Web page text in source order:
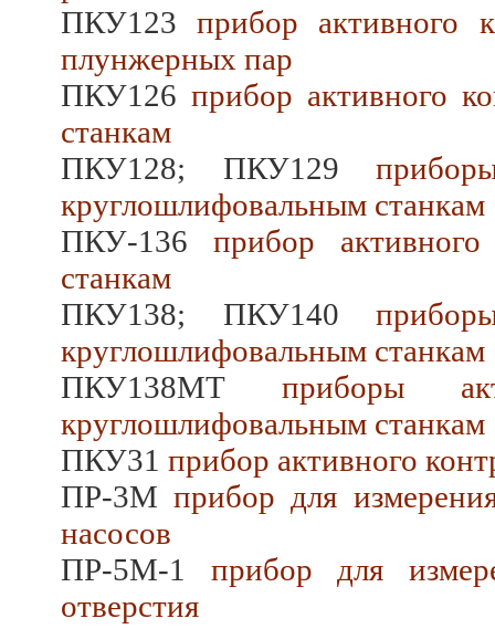
ПКУ123 прибор активного
плунжерных пар
ПКУ126 прибор активного
станкам
ПКУ128; ПКУ129
круглошлифовальным станкам
ПКУ-136 прибор
станкам
ПКУ138; ПКУ140
круглошлифовальным станкам
ПКУ138МТ приборы
круглошлифовальным станкам
ПКУ31 прибор активного
ПР-3М прибор для
насосов
ПР-5М-1
прибор для
отверстия